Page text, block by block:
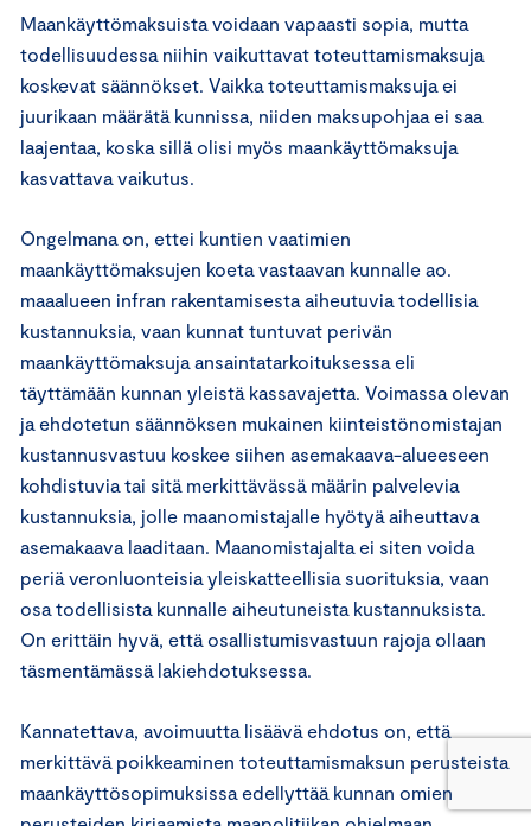
Maankäyttömaksuista voidaan vapaasti sopia, mutta
todellisuudessa niihin vaikuttavat toteuttamismaksuja
koskevat säännökset. Vaikka toteuttamismaksuja ei
juurikaan määrätä kunnissa, niiden maksupohjaa ei saa
laajentaa, koska sillä olisi myös maankäyttömaksuja
kasvattava vaikutus.
Ongelmana on, ettei kuntien vaatimien
maankäyttömaksujen koeta vastaavan kunnalle ao.
maaalueen infran rakentamisesta aiheutuvia todellisia
kustannuksia, vaan kunnat tuntuvat perivän
maankäyttömaksuja ansaintatarkoituksessa eli
täyttämään kunnan yleistä kassavajetta. Voimassa olevan
ja ehdotetun säännöksen mukainen kiinteistönomistajan
kustannusvastuu koskee siihen asemakaava-alueeseen
kohdistuvia tai sitä merkittävässä määrin palvelevia
kustannuksia, jolle maanomistajalle hyötyä aiheuttava
asemakaava laaditaan. Maanomistajalta ei siten voida
periä veronluonteisia yleiskatteellisia suorituksia, vaan
osa todellisista kunnalle aiheutuneista kustannuksista.
On erittäin hyvä, että osallistumisvastuun rajoja ollaan
täsmentämässä lakiehdotuksessa.
Kannatettava, avoimuutta lisäävä ehdotus on, että
merkittävä poikkeaminen toteuttamismaksun perusteista
maankäyttösopimuksissa edellyttää kunnan omien